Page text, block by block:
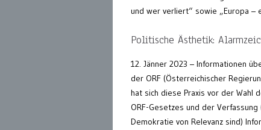
und wer verliert“ sowie „Europa –
Politische Ästhetik:
12. Jänner 2023 – Informationen
der ORF (Österreichischer
hat sich diese Praxis vor der Wahl
ORF-Gesetzes und der
Demokratie von Relevanz sind)